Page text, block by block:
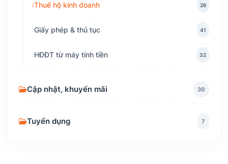
Thuế hộ kinh doanh 26
Giấy phép & thủ tục 41
HĐĐT từ máy tính tiền 32
Cập nhật, khuyến mãi 30
Tuyển dụng 7